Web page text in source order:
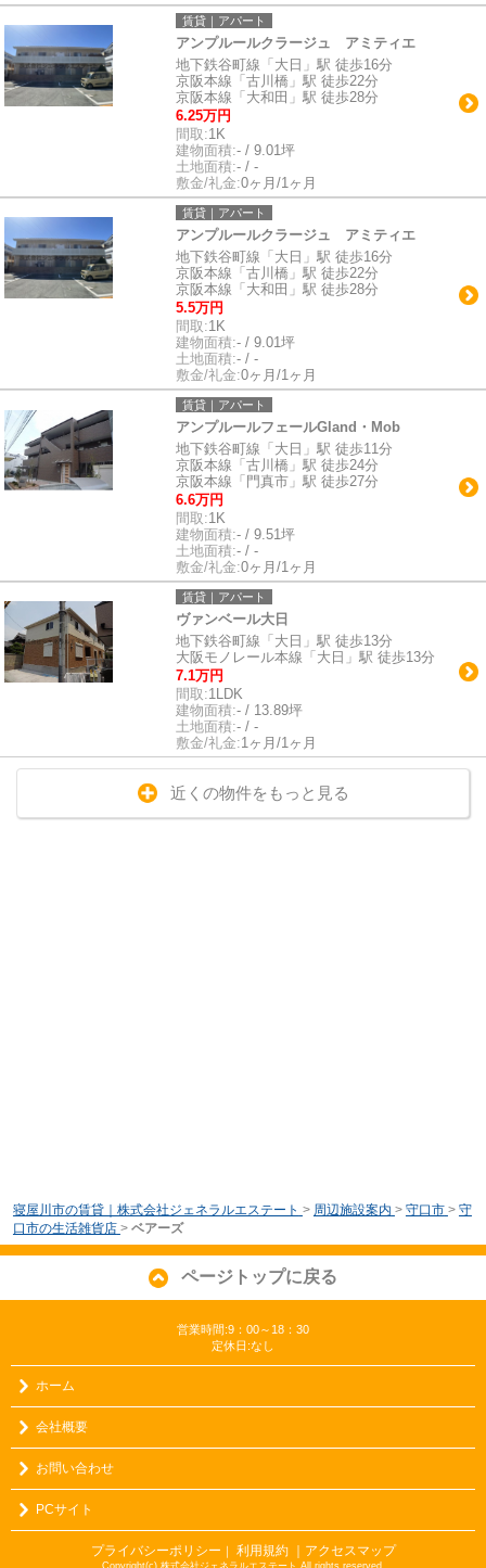
賃貸｜アパート
アンプルールクラージュ アミティエ
地下鉄谷町線「大日」駅 徒歩16分
京阪本線「古川橋」駅 徒歩22分
京阪本線「大和田」駅 徒歩28分
6.25万円
間取:1K
建物面積:- / 9.01坪
土地面積:- / -
敷金/礼金:0ヶ月/1ヶ月
賃貸｜アパート
アンプルールクラージュ アミティエ
地下鉄谷町線「大日」駅 徒歩16分
京阪本線「古川橋」駅 徒歩22分
京阪本線「大和田」駅 徒歩28分
5.5万円
間取:1K
建物面積:- / 9.01坪
土地面積:- / -
敷金/礼金:0ヶ月/1ヶ月
賃貸｜アパート
アンプルールフェールGland・Mob
地下鉄谷町線「大日」駅 徒歩11分
京阪本線「古川橋」駅 徒歩24分
京阪本線「門真市」駅 徒歩27分
6.6万円
間取:1K
建物面積:- / 9.51坪
土地面積:- / -
敷金/礼金:0ヶ月/1ヶ月
賃貸｜アパート
ヴァンベール大日
地下鉄谷町線「大日」駅 徒歩13分
大阪モノレール本線「大日」駅 徒歩13分
7.1万円
間取:1LDK
建物面積:- / 13.89坪
土地面積:- / -
敷金/礼金:1ヶ月/1ヶ月
近くの物件をもっと見る
寝屋川市の賃貸｜株式会社ジェネラルエステート > 周辺施設案内 > 守口市 > 守
口市の生活雑貨店 > ベアーズ
ページトップに戻る
営業時間:9：00～18：30
定休日:なし
ホーム
会社概要
お問い合わせ
PCサイト
プライバシーポリシー ｜ 利用規約 ｜アクセスマップ
Copyright(c) 株式会社ジェネラルエステート All rights reserved.